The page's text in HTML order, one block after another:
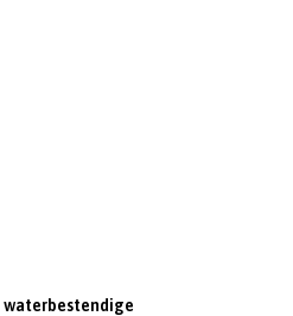
waterbestendige